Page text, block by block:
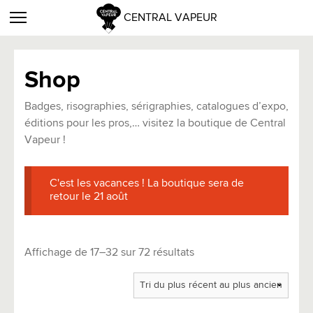
CENTRAL VAPEUR
Shop
Badges, risographies, sérigraphies, catalogues d’expo,
éditions pour les pros,… visitez la boutique de Central
Vapeur !
C'est les vacances ! La boutique sera de
retour le 21 août
Affichage de 17–32 sur 72 résultatsTrié
plus